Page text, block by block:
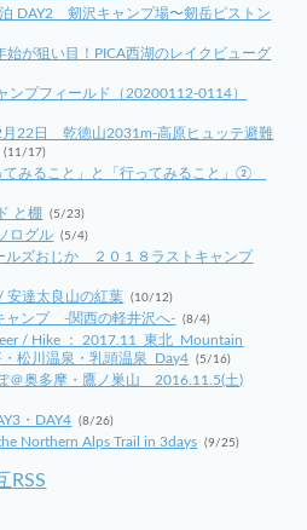
DAY2 剱沢キャンプ場〜剱岳ピストン
始が狙い目！PICA西湖のレイクビューグ
ンプフィールド（20200112-0114）
22日 乾徳山2031m-高原ヒュッテ避難
(11/17)
てみること」と「行ってみること」②
と棚 (5/23)
ログル (5/4)
ルズおじか ２０１８ラストキャンプ
安達太良山の紅葉 (10/12)
ャンプ -関西の軽井沢へ- (8/4)
/ Hike ： 2017.11_東北_Mountain
松川温泉・乳頭温泉_Day4 (5/16)
＠奥多摩・鷹ノ巣山 2016.11.5(土)
・DAY4 (8/26)
Northern Alps Trail in 3days (9/25)
RSS